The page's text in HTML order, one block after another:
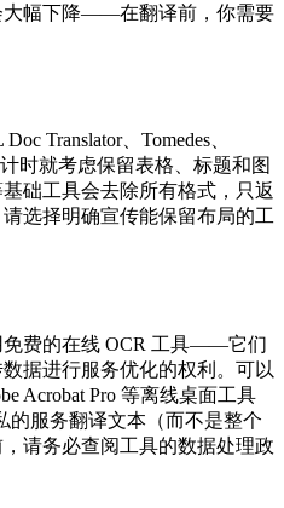
大幅下降——在翻译前，你需要
Translator、Tomedes、
时就考虑保留表格、标题和图
基础工具会去除所有格式，只返
选择明确宣传能保留布局的工
免费的在线 OCR 工具——它们
据进行服务优化的权利。可以
Acrobat Pro 等离线桌面工具
的服务翻译文本（而不是整个
请务必查阅工具的数据处理政